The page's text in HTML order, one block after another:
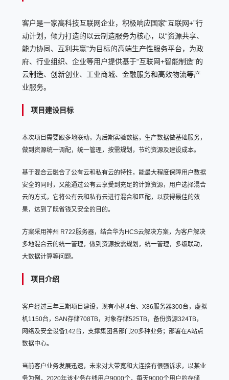
客户是一家高科技互联网企业，积极响应国家“互联网+”行
动计划，倾力打造的以云制造服务为核心，以“资源共享、
能力协同、互利共赢”为目标的高端生产性服务平台，为政
府、行业组织、企业等用户提供基于“互联网+智能制造”的
云制造、创新创业、工业商城、金融服务和高效物流等产
业服务。
项目建设目标
本次项目需要跟多地联动，为后期实验数据，生产数据做基础服务，
做到资源统一调配，统一管理，按需规划，节约资源及建设成本。
基于混合云融合了公有云和私有云的特性，能最大程度保障用户数据
安全的同时，又能通过公有云享受到充足的计算资源，用户选择混合
云的方式，它将公有云和私有云进行混合和匹配，以获得最佳的效
果，达到了既省钱又安全的目的。
方案采用神州 R722服务器，结合华为HCS云解决方案，为客户解决
多地混合云的统一管理，做到资源按需规划，统一管理，多级联动，
大数据计算等问题。
项目介绍
客户经过三年三期项目建设，现有小机4台、X86服务器300台，虚拟
机1150台，SAN存储708TB，对象存储525TB，备份资源324TB，
网络及安全设备142台，支撑集团各部门20多种业务；部署在A站点
数据中心。
当前客户业务发展迅速，未来对大带宽和大连接有很强诉求，以某业
务为例，2020年该业务在线用户9000个，每天9000个用户的存储